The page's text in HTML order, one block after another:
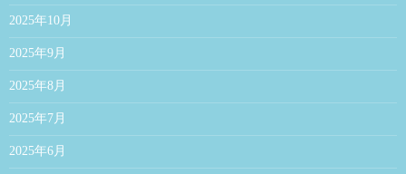
2025年10月
2025年9月
2025年8月
2025年7月
2025年6月